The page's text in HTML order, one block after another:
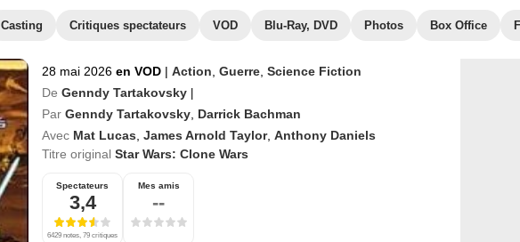
Casting Critiques spectateurs VOD Blu-Ray, DVD Photos Box Office
28 mai 2026 en VOD | Action Guerre Science Fiction
De Genndy Tartakovsky
Par Genndy Tartakovsky Darrick Bachman
Avec Mat Lucas James Arnold Taylor, Anthony Daniels
Titre original Star Wars: Clone Wars
Spectateurs
3,4
6429 notes, 79 critiques
Mes amis
--